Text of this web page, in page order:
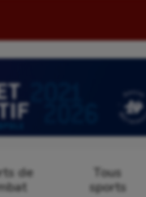
de
Tous
sports